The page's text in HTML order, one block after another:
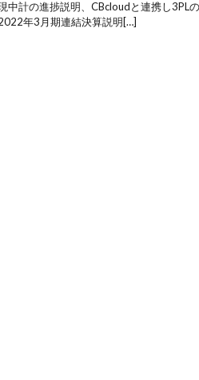
中計の進捗説明、CBcloudと連携し3PL
年3月期連結決算説明[…]